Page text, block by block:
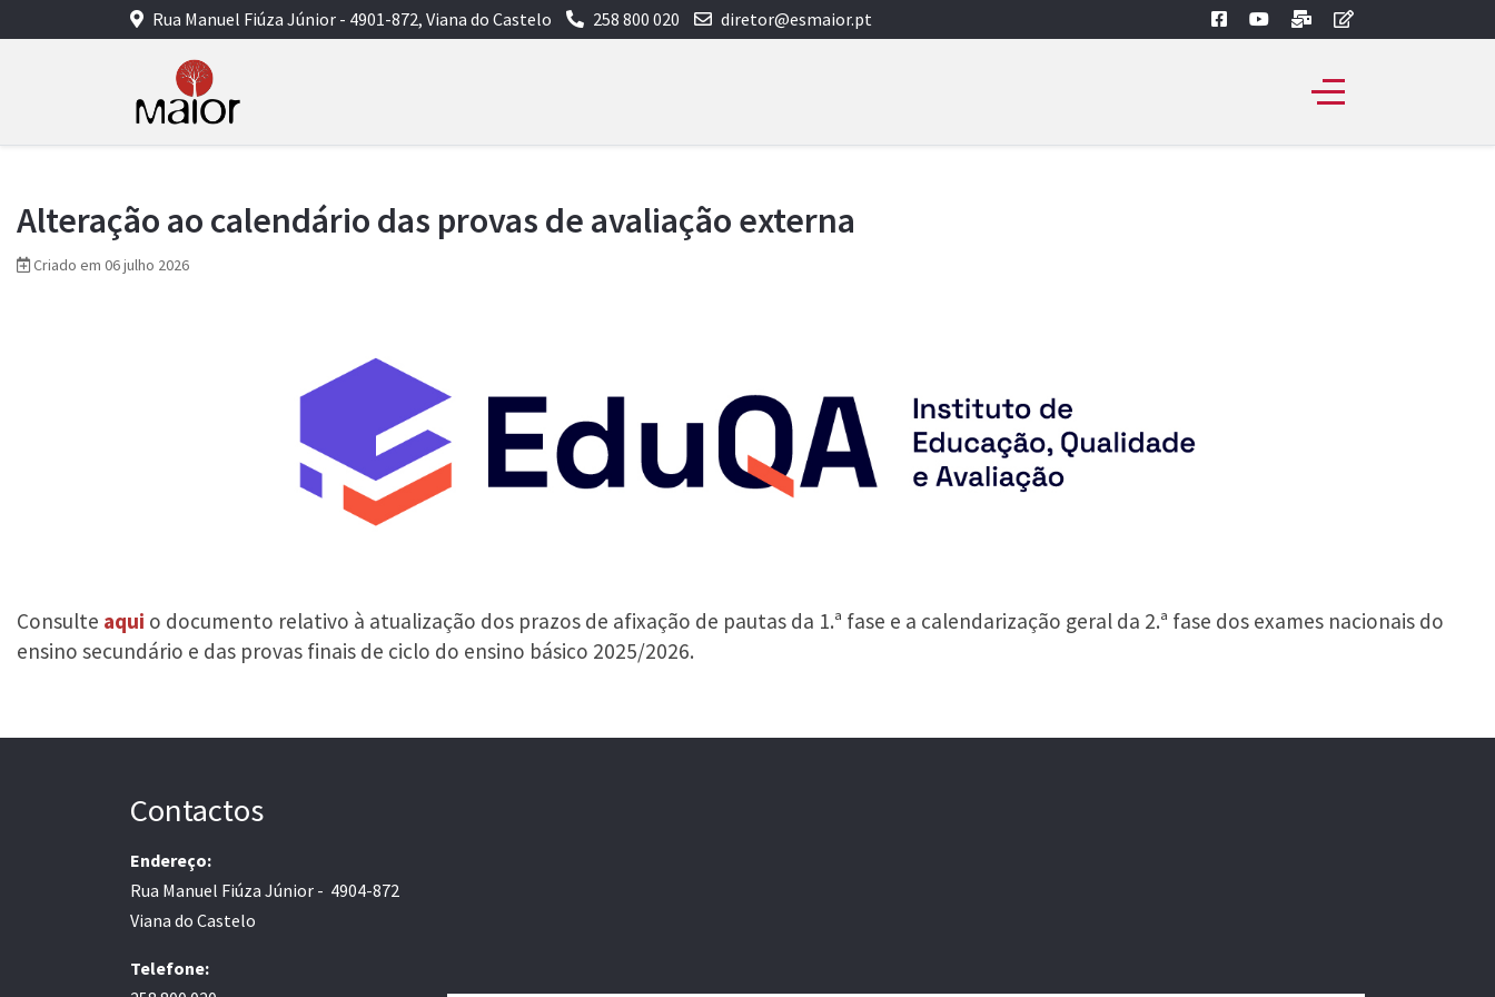
Rua Manuel Fiúza Júnior - 4901-872, Viana do Castelo 258 800 020 diretor@esmaior.pt
Alteração ao calendário das provas de avaliação externa
Criado em 06 julho 2026
Consulte aqui o documento relativo à atualização dos prazos de afixação de pautas da 1.ª fase e a calendarização geral da 2.ª fase dos exames nacionais do
ensino secundário e das provas finais de ciclo do ensino básico 2025/2026.
Contactos
Endereço:
Rua Manuel Fiúza Júnior - 4904-872
Viana do Castelo
Telefone: